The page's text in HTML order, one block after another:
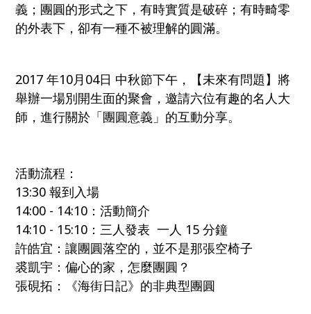
義；團圓的形式之下，有時實質是破碎；有時畸零
的外表下，卻有一種不被理解的圓滿。
2017 年10月04日 中秋節下午，【未來有問題】將
舉辦一場別開生面的聚會，邀請六位有趣的名人大
師，進行關於「團圓意義」的互動分享。
活動流程：
13:30 報到入場
14:00 - 14:10：活動簡介
14:10 - 15:10：三人發表 一人 15 分鐘
許皓宜：讓團圓落空的，並不是那張空椅子
裘凱宇：偏心的家，怎麼團圓？
張硯拓：《海街日記》的非典型團圓